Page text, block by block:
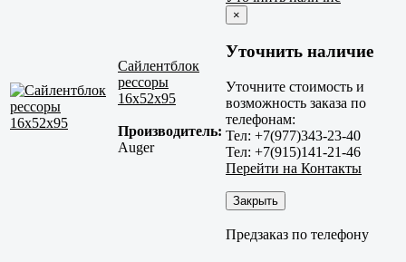
Сайлентблок
рессоры
16x52x95
Производитель:
Auger
×
Уточнить наличие
Уточните стоимость и
возможность заказа по
телефонам:
Тел: +7(977)343-23-40
Тел: +7(915)141-21-46
Перейти на Контакты
Закрыть
Предзаказ по телефону